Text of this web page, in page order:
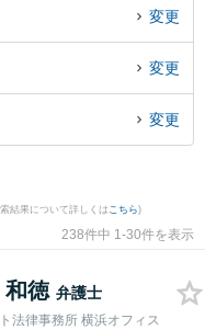
法律事務所 横浜オフィスの萩
絶トラブルのトラブルを今す
ブル解決の実績豊富な近くの
ブルを法律相談できる神奈川
変更
変更
変更
結果について詳しくはこちら)
238件中 1-30件を表示
和徳 弁護士
法律事務所 横浜オフィス